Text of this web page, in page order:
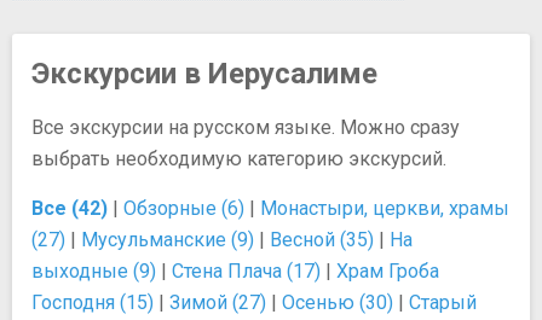
Экскурсии в Иерусалиме
Все экскурсии на русском языке. Можно сразу
выбрать необходимую категорию экскурсий.
Все (42) | Обзорные (6) | Монастыри, церкви, храмы
(27) | Мусульманские (9) | Весной (35) | На
выходные (9) | Стена Плача (17) | Храм Гроба
Господня (15) | Зимой (27) | Осенью (30) | Старый